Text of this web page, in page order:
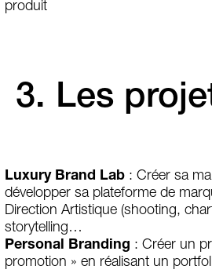
produit
3. Les
Luxury Brand Lab : Créer sa
développer sa plateforme de
Direction Artistique (shooting,
storytelling…
Personal Branding : Créer un
promotion » en réalisant un